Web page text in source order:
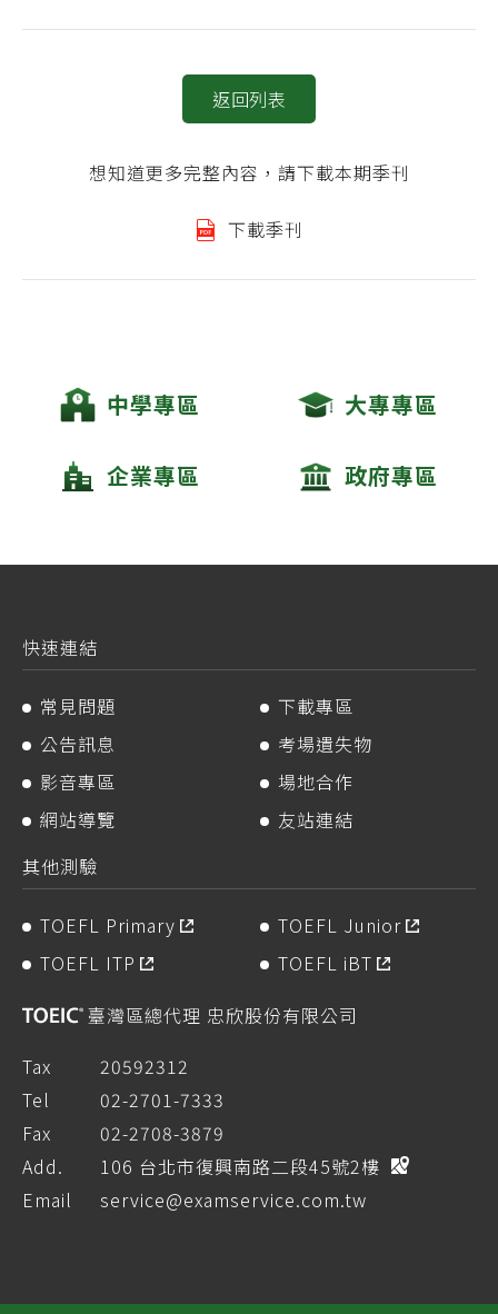
返回列表
想知道更多完整內容，請下載本期季刊
下載季刊
中學專區 大專專區
企業專區 政府專區
快速連結
常見問題
下載專區
公告訊息
考場遺失物
影音專區
場地合作
網站導覽
友站連結
其他測驗
TOEFL Primary
TOEFL Junior
TOEFL ITP
TOEFL iBT
臺灣區總代理 忠欣股份有限公司
Tax
20592312
Tel
02-2701-7333
Fax
02-2708-3879
Add.
106 台北市復興南路二段45號2樓
Email
service@examservice.com.tw